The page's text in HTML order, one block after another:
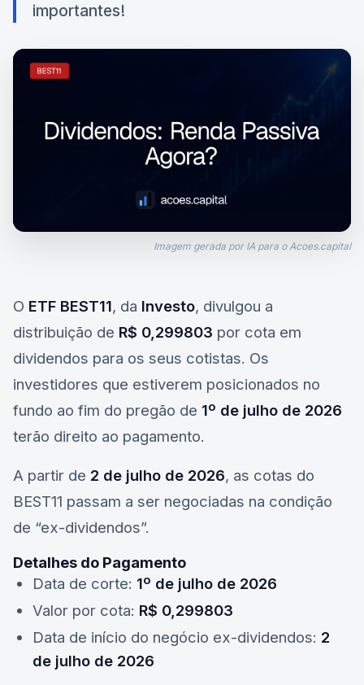
importantes!
Imagem gerada por IA para o Acoes.capital
O ETF BEST11, da Investo, divulgou a
distribuição de R$ 0,299803 por cota em
dividendos para os seus cotistas. Os
investidores que estiverem posicionados no
fundo ao fim do pregão de 1º de julho de 2026
terão direito ao pagamento.
A partir de 2 de julho de 2026, as cotas do
BEST11 passam a ser negociadas na condição
de “ex-dividendos”.
Detalhes do Pagamento
Data de corte: 1º de julho de 2026
Valor por cota: R$ 0,299803
Data de início do negócio ex-dividendos: 2
de julho de 2026